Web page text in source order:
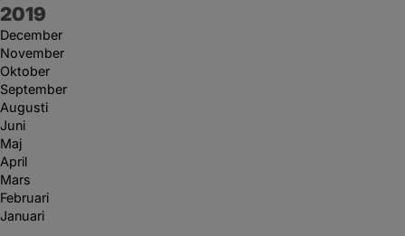
År:
2019
December
November
Oktober
September
Augusti
Juni
Maj
April
Mars
Februari
Januari